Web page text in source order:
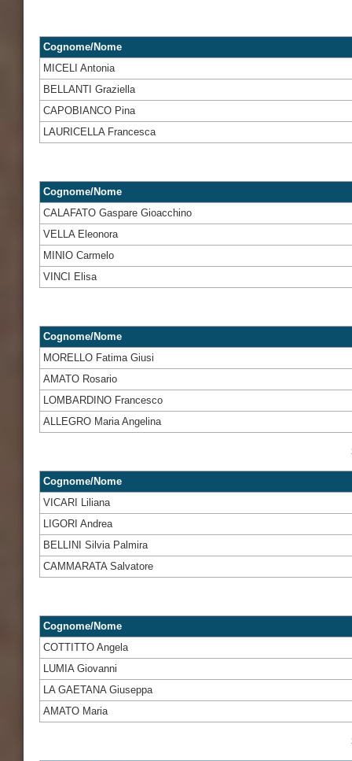
Cognome/Nome
MICELI Antonia
BELLANTI Graziella
CAPOBIANCO Pina
LAURICELLA Francesca
Cognome/Nome
CALAFATO Gaspare Gioacchino
VELLA Eleonora
MINIO Carmelo
VINCI Elisa
Cognome/Nome
MORELLO Fatima Giusi
AMATO Rosario
LOMBARDINO Francesco
ALLEGRO Maria Angelina
Cognome/Nome
VICARI Liliana
LIGORI Andrea
BELLINI Silvia Palmira
CAMMARATA Salvatore
Cognome/Nome
COTTITTO Angela
LUMIA Giovanni
LA GAETANA Giuseppa
AMATO Maria